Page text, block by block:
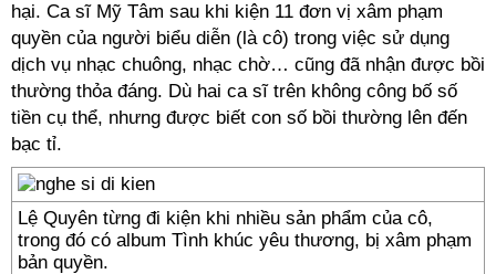
hại. Ca sĩ Mỹ Tâm sau khi kiện 11 đơn vị xâm phạm
quyền của người biểu diễn (là cô) trong việc sử dụng
dịch vụ nhạc chuông, nhạc chờ… cũng đã nhận được bồi
thường thỏa đáng. Dù hai ca sĩ trên không công bố số
tiền cụ thể, nhưng được biết con số bồi thường lên đến
bạc tỉ.
Lệ Quyên từng đi kiện khi nhiều sản phẩm của cô,
trong đó có album Tình khúc yêu thương, bị xâm phạm
bản quyền.